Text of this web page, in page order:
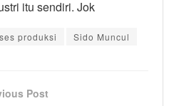
itu sendiri. Jok
produksi Sido Muncul
Post